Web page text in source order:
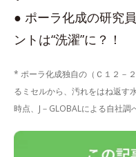
● ポーラ化成の研究
ントは“洗濯”に？！
* ポーラ化成独自の（Ｃ１２－
るミセルから、汚れをはね返す
時点、J－GLOBALによる自社調